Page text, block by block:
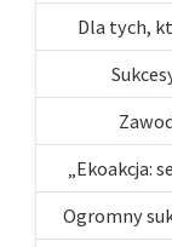
Dla tych,
„Ekoakcja:
Ogromny